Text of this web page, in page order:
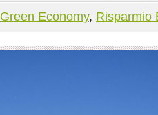
Green Economy, Risparmio